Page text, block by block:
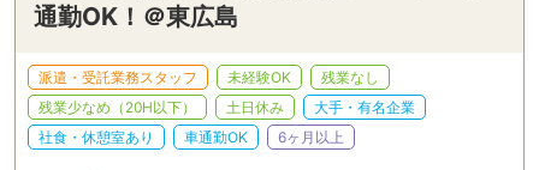
通勤OK！＠東広島
派遣・受託業務スタッフ 未経験OK
残業なし
残業少なめ（20H以下）
土日休み
大手・有名企業
社食・休憩室あり
車通勤OK 6ヶ月以上